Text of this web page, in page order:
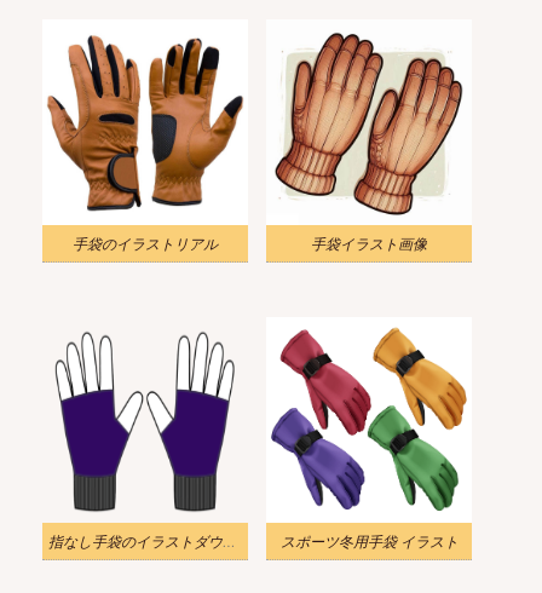
手袋のイラストリアル 手袋イラスト画像
指なし手袋のイラストダウンロード スポーツ冬用手袋 イラスト